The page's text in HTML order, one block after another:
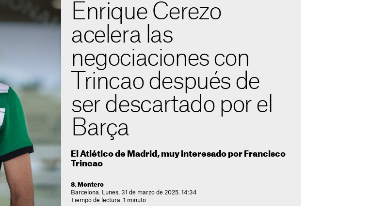
Enrique Cerezo
acelera las
negociaciones con
Trincao después de
ser descartado por el
Barça
El Atlético de Madrid, muy interesado por Francisco
Trincao
S. Montero
Barcelona. Lunes, 31 de marzo de 2025. 14:34
Tiempo de lectura: 1 minuto